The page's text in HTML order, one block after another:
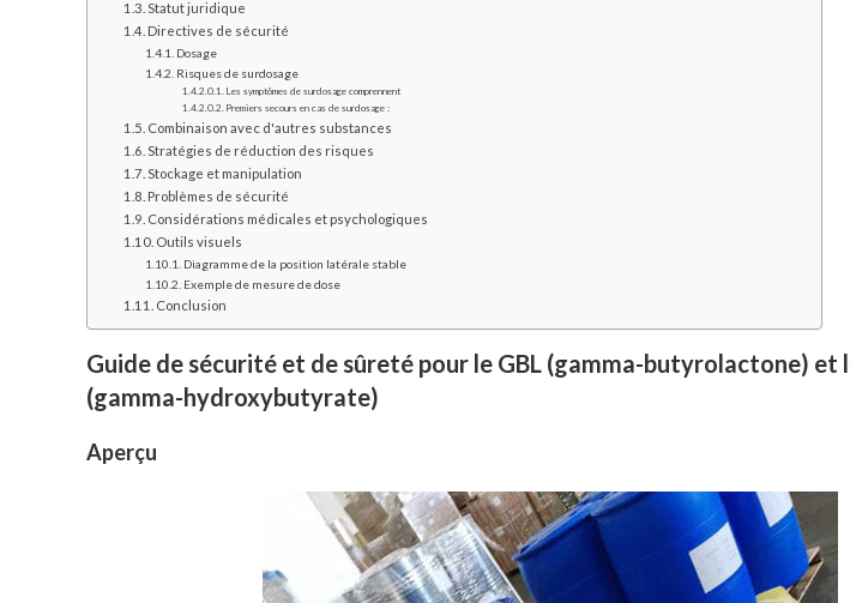
Statut juridique
Directives de sécurité
Dosage
Risques de surdosage
Les symptômes de surdosage comprennent
Premiers secours en cas de surdosage :
Combinaison avec d'autres substances
Stratégies de réduction des risques
Stockage et manipulation
Problèmes de sécurité
Considérations médicales et psychologiques
Outils visuels
Diagramme de la position latérale stable
Exemple de mesure de dose
Conclusion
Guide de sécurité et de sûreté pour le GBL (gamma-butyrolactone) et
(gamma-hydroxybutyrate)
Aperçu